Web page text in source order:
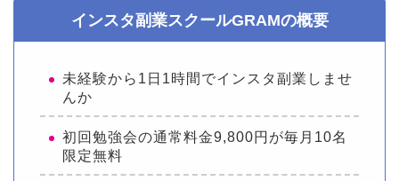
インスタ副業スクールGRAMの概要
未経験から1日1時間でインスタ副業しませ
んか
初回勉強会の通常料金9,800円が毎月10名
限定無料